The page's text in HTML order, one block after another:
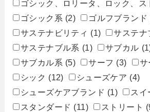
ゴシック、ロリータ、ロック、ス
ゴシック系 (2) ゴルフブランド
サステナビリティ (1) サステナ
サステナブル系 (1) サブカル
サブカル系 (5) サーフ (3) サ
シック (12) シューズケア (4)
シューズケアブランド (1) スイ
スタンダード (11) ストリート